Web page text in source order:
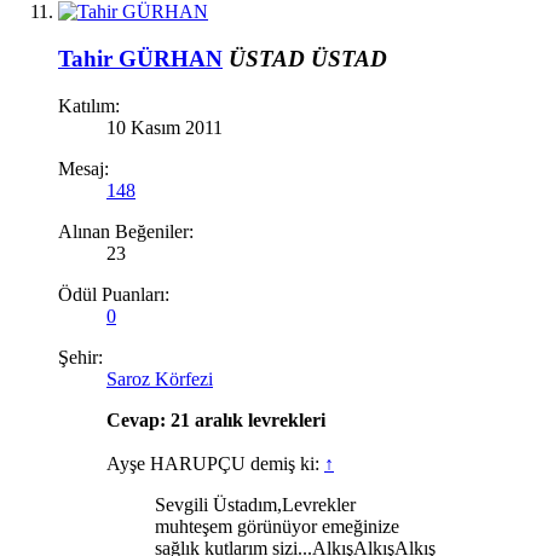
Tahir GÜRHAN ÜSTAD ÜSTAD
Katılım:
10 Kasım 2011
Mesaj:
148
Alınan Beğeniler:
23
Ödül Puanları:
0
Şehir:
Saroz Körfezi
Cevap: 21 aralık levrekleri
Ayşe HARUPÇU demiş ki: ↑
Sevgili Üstadım,Levrekler
muhteşem görünüyor emeğinize
sağlık kutlarım sizi...AlkışAlkışAlkış